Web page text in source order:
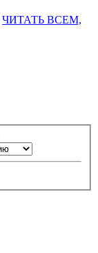
ЧИТАТЬ ВСЕМ,